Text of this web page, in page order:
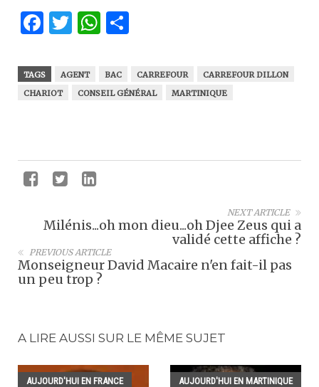
Facebook
Twitter
WhatsApp
TAGS AGENT BAC CARREFOUR
CARREFOUR DILLON
CHARIOT
CONSEIL GÉNÉRAL MARTINIQUE
NEXT ARTICLE
Milénis...oh mon dieu...oh Djee Zeus qui a
validé cette affiche ?
PREVIOUS ARTICLE
Monseigneur David Macaire n'en fait-il pas
un peu trop ?
A LIRE AUSSI SUR LE MÊME SUJET
AUJOURD'HUI EN FRANCE AUJOURD'HUI EN MARTINIQUE